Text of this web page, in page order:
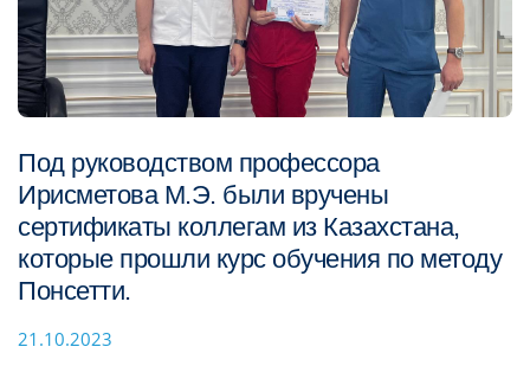
Под руководством профессора
Ирисметова М.Э. были вручены
сертификаты коллегам из Казахстана,
которые прошли курс обучения по методу
Понсетти.
21.10.2023